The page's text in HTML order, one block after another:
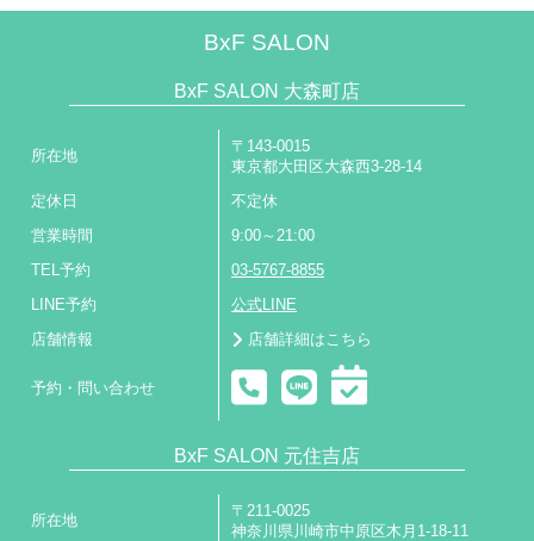
BxF SALON
BxF SALON 大森町店
所在地
〒143-0015
東京都大田区大森西3-28-14
定休日 不定休
営業時間 9:00～21:00
TEL予約 03-5767-8855
LINE予約 公式LINE
店舗情報 店舗詳細はこちら
予約・問い合わせ
BxF SALON 元住吉店
所在地
〒211-0025
神奈川県川崎市中原区木月1-18-11